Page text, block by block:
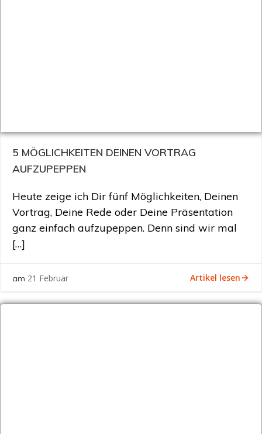
5 MÖGLICHKEITEN DEINEN VORTRAG
AUFZUPEPPEN
Heute zeige ich Dir fünf Möglichkeiten, Deinen
Vortrag, Deine Rede oder Deine Präsentation
ganz einfach aufzupeppen. Denn sind wir mal
[…]
am 21 Februar Artikel lesen